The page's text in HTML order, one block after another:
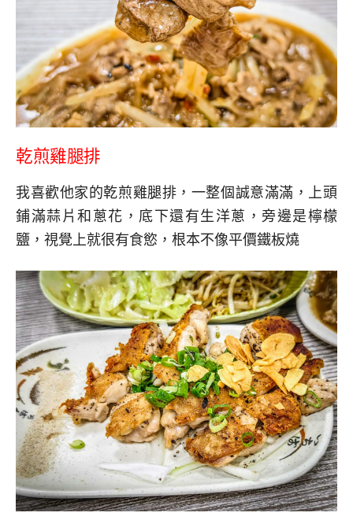
乾煎雞腿排
我喜歡他家的乾煎雞腿排，一整個誠意滿滿，上頭
鋪滿蒜片和蔥花，底下還有生洋蔥，旁邊是檸檬
鹽，視覺上就很有食慾，根本不像平價鐵板燒